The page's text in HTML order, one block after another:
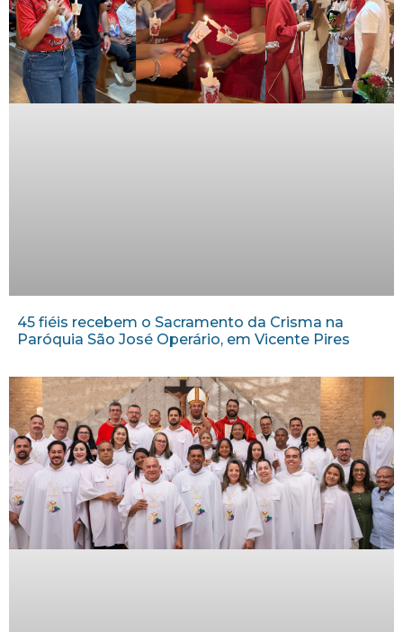
45 fiéis recebem o Sacramento da Crisma na
Paróquia São José Operário, em Vicente Pires